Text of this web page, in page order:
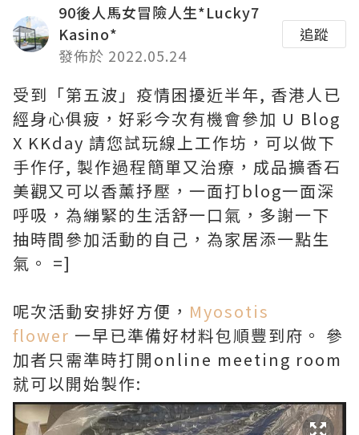
90後人馬女冒險人生*Lucky7
Kasino*
發佈於 2022.05.24
追蹤
受到「第五波」疫情困擾近半年, 香港人已
經身心俱疲，好彩今次有機會參加 U Blog
X KKday 請您試玩線上工作坊，可以做下
手作仔, 製作過程簡單又治療，成品擴香石
美觀又可以香薰抒壓，一面打blog一面深
呼吸，為繃緊的生活舒一口氣，多謝一下
抽時間參加活動的自己，為家居添一點生
氣。 =]
呢次活動安排好方便， Myosotis
flower 一早已準備好材料包順豐到府。 參
加者只需準時打開online meeting room
就可以開始製作: